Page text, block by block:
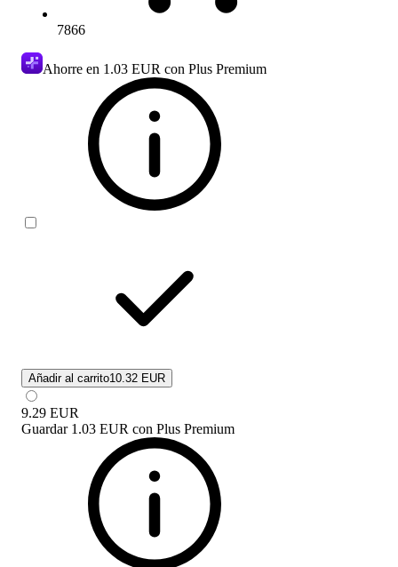
7866
Ahorre en 1.03 EUR con Plus Premium
Añadir al carrito10.32 EUR
9.29 EUR
Guardar 1.03 EUR con Plus Premium